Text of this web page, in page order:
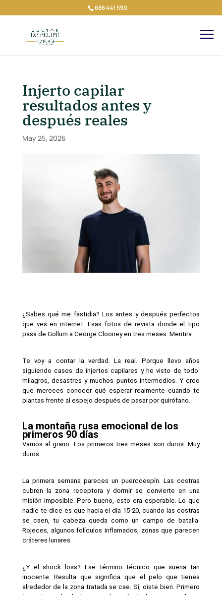
686 441 590
Injerto capilar
resultados antes y
después reales
May 25, 2026
¿Sabes qué me fastidia? Los antes y después perfectos
que ves en internet. Esas fotos de revista donde el tipo
pasa de Gollum a George Clooney en tres meses. Mentira.
Te voy a contar la verdad. La real. Porque llevo años
siguiendo casos de injertos capilares y he visto de todo:
milagros, desastres y muchos puntos intermedios. Y creo
que mereces conocer qué esperar realmente cuando te
plantas frente al espejo después de pasar por quirófano.
La montaña rusa emocional de los
primeros 90 días
Vamos al grano. Los primeros tres meses son duros. Muy
duros.
La primera semana pareces un puercoespín. Las costras
cubren la zona receptora y dormir se convierte en una
misión imposible. Pero bueno, esto era esperable. Lo que
nadie te dice es que hacia el día 15-20, cuando las costras
se caen, tu cabeza queda como un campo de batalla.
Rojeces, algunos folículos inflamados, zonas que parecen
cráteres lunares.
¿Y el shock loss? Ese término técnico que suena tan
inocente. Resulta que significa que el pelo que tienes
alrededor de la zona tratada se cae. Sí, oiste bien. Primero